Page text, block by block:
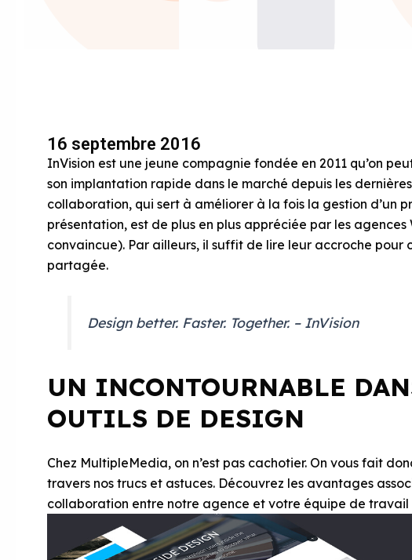
16 septembre 2016
InVision est une jeune compagnie fondée en 2011 qu’on
son implantation rapide dans le marché depuis les
collaboration, qui sert à améliorer à la fois la gestion d’un
présentation, est de plus en plus appréciée par les
convaincue). Par ailleurs, il suffit de lire leur accroche pour
partagée.
Design better. Faster. Together. – InVision
UN INCONTOURNABLE
OUTILS DE DESIGN
Chez MultipleMedia, on n’est pas cachotier. On vous fait
travers nos trucs et astuces. Découvrez les avantages
collaboration entre notre agence et votre équipe de travail